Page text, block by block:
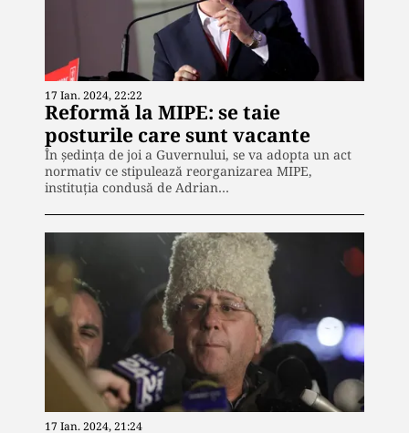
17 Ian. 2024, 22:22
Reformă la MIPE: se taie
posturile care sunt vacante
În ședința de joi a Guvernului, se va adopta un act
normativ ce stipulează reorganizarea MIPE,
instituția condusă de Adrian…
17 Ian. 2024, 21:24